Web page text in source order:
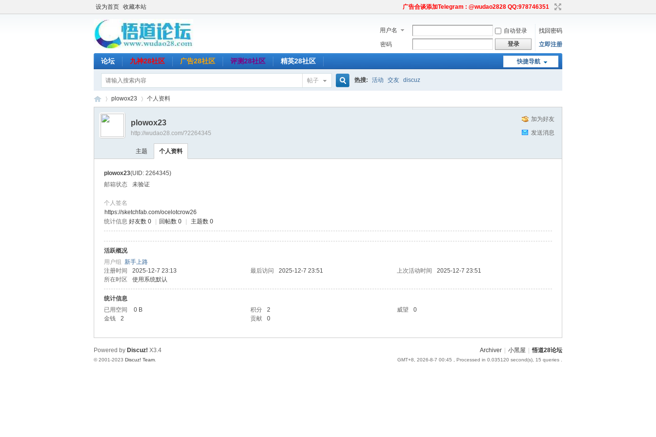
设为首页 收藏本站 广告合谈添加Telegram : @wudao2828 QQ:978746351
用户名 自动登录
找回密码
密码
登录 立即注册
快捷导航
论坛 九神28社区 广告28社区 评测28社区 精英28社区
帖子 热搜: 活动 交友 discuz
›
plowox23 个人资料
加为好友
发送消息
plowox23
http://wudao28.com/?2264345
主题 个人资料
plowox23(UID: 2264345)
邮箱状态
未验证
个人签名
https://sketchfab.com/ocelotcrow26
统计信息 好友数 0 回帖数 0 主题数 0
活跃概况
用户组 新手上路
注册时间
2025-12-7 23:13 最后访问 2025-12-7 23:51 上次活动时间
2025-12-7 23:51
所在时区
使用系统默认
统计信息
已用空间
0 B 积分 2 威望
0
金钱
2 贡献 0
Archiver 小黑屋 悟道28论坛
GMT+8, 2026-8-7 00:45 , Processed in 0.035120 second(s), 15 queries .
Powered by Discuz! X3.4
© 2001-2023 Discuz! Team